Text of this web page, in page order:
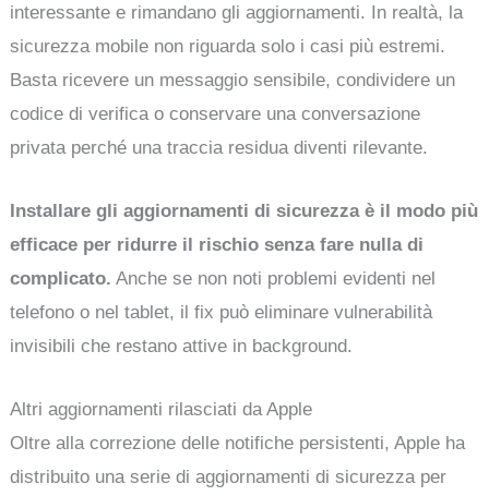
interessante e rimandano gli aggiornamenti. In realtà, la
sicurezza mobile non riguarda solo i casi più estremi.
Basta ricevere un messaggio sensibile, condividere un
codice di verifica o conservare una conversazione
privata perché una traccia residua diventi rilevante.
Installare gli aggiornamenti di sicurezza è il modo più
efficace per ridurre il rischio senza fare nulla di
complicato. Anche se non noti problemi evidenti nel
telefono o nel tablet, il fix può eliminare vulnerabilità
invisibili che restano attive in background.
Altri aggiornamenti rilasciati da Apple
Oltre alla correzione delle notifiche persistenti, Apple ha
distribuito una serie di aggiornamenti di sicurezza per